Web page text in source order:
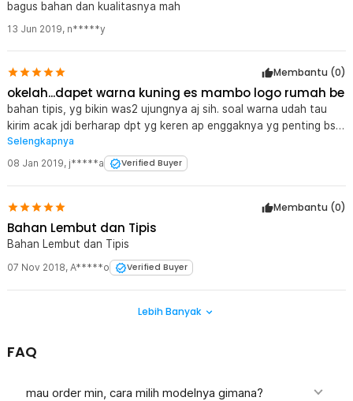
bagus bahan dan kualitasnya mah
13 Jun 2019, n*****y
Membantu (0)
okelah...dapet warna kuning es mambo logo rumah be
bahan tipis, yg bikin was2 ujungnya aj sih. soal warna udah tau
kirim acak jdi berharap dpt yg keren ap enggaknya yg penting bsa
di pakai.
Selengkapnya
08 Jan 2019, j*****a Verified Buyer
Membantu (0)
Bahan Lembut dan Tipis
Bahan Lembut dan Tipis
07 Nov 2018, A*****o Verified Buyer
Lebih Banyak
FAQ
mau order min, cara milih modelnya gimana?